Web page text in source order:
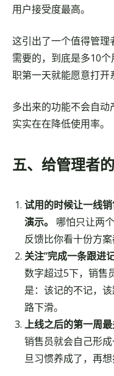
用户接受度最高。
这引出了一个值得管
需要的，到底是多10
职第一天就能愿意打开
多出来的功能不会自
实实在在降低使用率。
五、给管理者
试用的时候让一线
演示。
哪怕只让两
反馈比你看十份方案
关注”完成一条跟进
数字超过5下，销售
是：该记的不记，
路下滑。
上线之后的第一周最
销售员就会自己形
旦习惯养成了，再想